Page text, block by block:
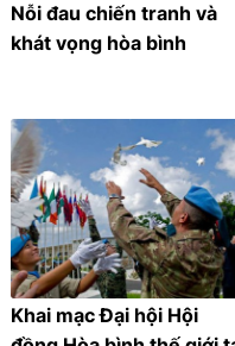
Nỗi đau chiến tranh và
khát vọng hòa bình
Khai mạc Đại hội Hội